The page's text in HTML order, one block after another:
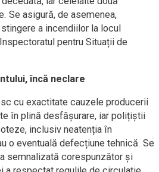
Se asigură, de asemenea,
a incendiilor la locul
pentru Situații de
încă neclare
cu exactitate cauzele producerii
în plină desfășurare, iar polițiștii
inclusiv neatenția în
o eventuală defecțiune tehnică. Se
semnalizată corespunzător și